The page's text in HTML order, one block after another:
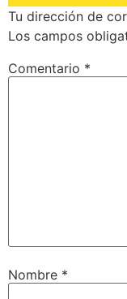
Tu dirección de
Los campos
Comentario *
Nombre *